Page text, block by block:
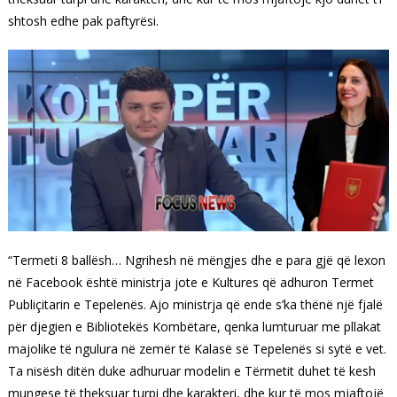
shtosh edhe pak paftyrësi.
“Termeti 8 ballësh… Ngrihesh në mëngjes dhe e para gjë që lexon
në Facebook është ministrja jote e Kultures që adhuron Termet
Publiçitarin e Tepelenës. Ajo ministrja që ende s’ka thënë një fjalë
për djegien e Bibliotekës Kombëtare, qenka lumturuar me pllakat
majolike të ngulura në zemër të Kalasë së Tepelenës si sytë e vet.
Ta nisësh ditën duke adhuruar modelin e Tërmetit duhet të kesh
mungese të theksuar turpi dhe karakteri, dhe kur të mos mjaftojë